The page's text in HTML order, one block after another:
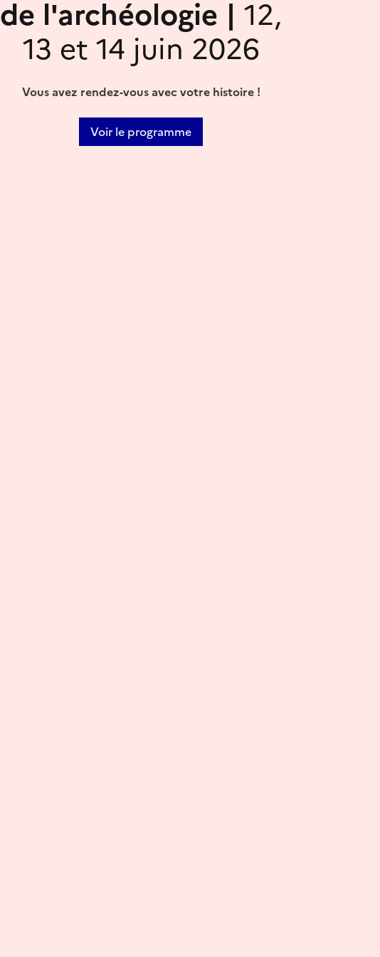
de l'archéologie | 12,
13 et 14 juin 2026
Vous avez rendez-vous avec votre histoire !
Voir le programme